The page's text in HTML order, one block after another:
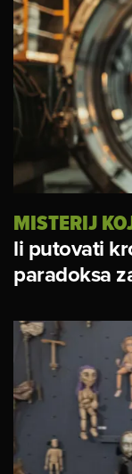
MISTERIJ
li putovati
paradoksa